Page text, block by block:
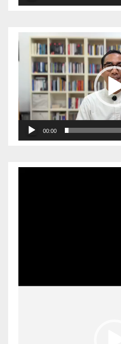
Pemutar
Video
00:00